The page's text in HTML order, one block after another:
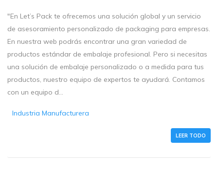
"En Let’s Pack te ofrecemos una solución global y un servicio
de asesoramiento personalizado de packaging para empresas.
En nuestra web podrás encontrar una gran variedad de
productos estándar de embalaje profesional. Pero si necesitas
una solución de embalaje personalizado o a medida para tus
productos, nuestro equipo de expertos te ayudará. Contamos
con un equipo d...
Industria Manufacturera
LEER TODO